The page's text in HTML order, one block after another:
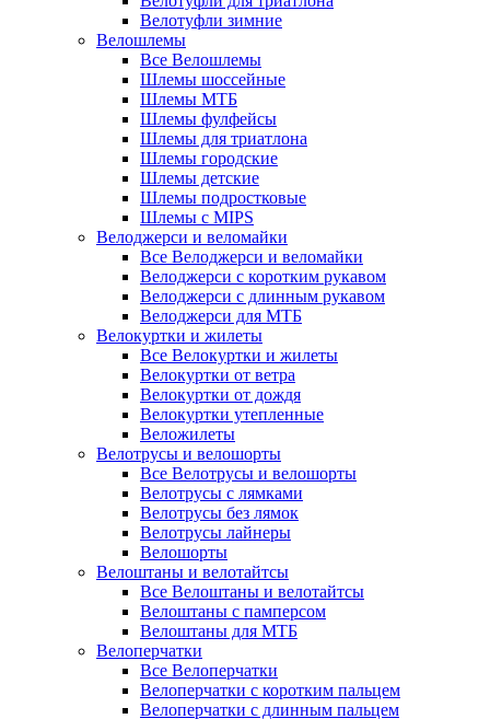
Велотуфли зимние
Велошлемы
Все Велошлемы
Шлемы шоссейные
Шлемы МТБ
Шлемы фулфейсы
Шлемы для триатлона
Шлемы городские
Шлемы детские
Шлемы подростковые
Шлемы с MIPS
Велоджерси и веломайки
Все Велоджерси и веломайки
Велоджерси с коротким рукавом
Велоджерси с длинным рукавом
Велоджерси для МТБ
Велокуртки и жилеты
Все Велокуртки и жилеты
Велокуртки от ветра
Велокуртки от дождя
Велокуртки утепленные
Веложилеты
Велотрусы и велошорты
Все Велотрусы и велошорты
Велотрусы с лямками
Велотрусы без лямок
Велотрусы лайнеры
Велошорты
Велоштаны и велотайтсы
Все Велоштаны и велотайтсы
Велоштаны с памперсом
Велоштаны для МТБ
Велоперчатки
Все Велоперчатки
Велоперчатки с коротким пальцем
Велоперчатки с длинным пальцем